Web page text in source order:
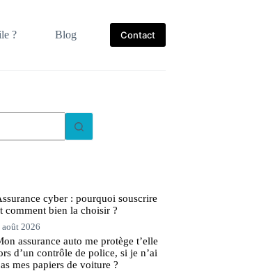
? Blog Contact
cyber : pourquoi souscrire
comment bien la choisir ?
août 2026
assurance auto me protège t’elle
d’un contrôle de police, si je n’ai
mes papiers de voiture ?